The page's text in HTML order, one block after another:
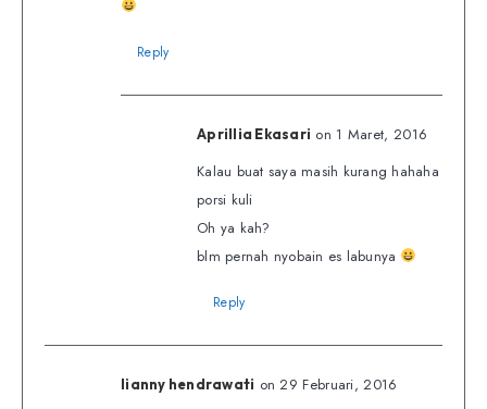
Reply
Aprillia Ekasari on 1 Maret, 2016
Kalau buat saya masih kurang hahaha
porsi kuli
Oh ya kah?
blm pernah nyobain es labunya
Reply
lianny hendrawati on 29 Februari, 2016